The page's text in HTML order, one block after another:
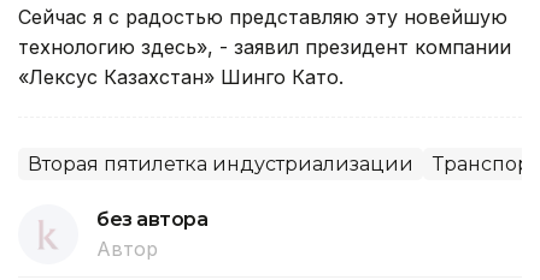
Сейчас я с радостью представляю эту новейшую
технологию здесь», - заявил президент компании
«Лексус Казахстан» Шинго Като.
Вторая пятилетка индустриализации Транспорт
без автора
Автор